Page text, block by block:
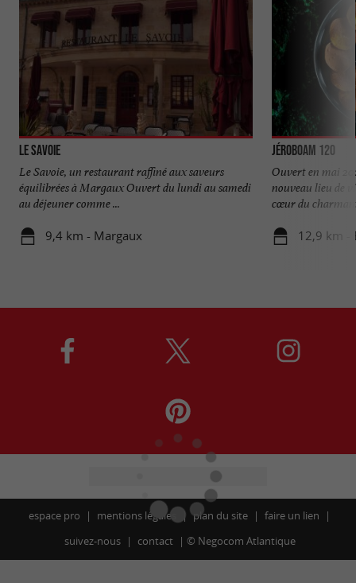
Le Savoie
Le Savoie, un restaurant raffiné aux saveurs
équilibrées à Margaux Ouvert du lundi au samedi
au déjeuner comme ...
9,4 km - Margaux
Jéroboam 120
Ouvert en mai
nouveau lieu de
cœur du
12,9 km -
espace pro mentions légales plan du site
faire un lien
suivez-nous
contact © Negocom Atlantique